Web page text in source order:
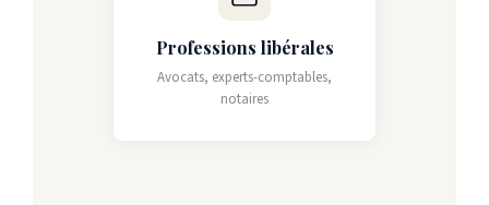
Professions libérales
Avocats, experts-comptables,
notaires